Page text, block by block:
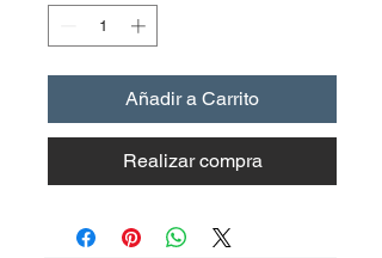
Añadir a Carrito
Realizar compra